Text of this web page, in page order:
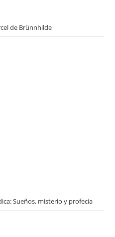
de Brünnhilde
Sueños, misterio y profecía